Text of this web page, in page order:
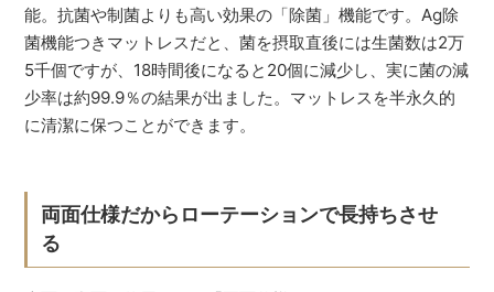
能。抗菌や制菌よりも高い効果の「除菌」機能です。Ag除
菌機能つきマットレスだと、菌を摂取直後には生菌数は2万
5千個ですが、18時間後になると20個に減少し、実に菌の減
少率は約99.9％の結果が出ました。マットレスを半永久的
に清潔に保つことができます。
両面仕様だからローテーションで長持ちさせ
る